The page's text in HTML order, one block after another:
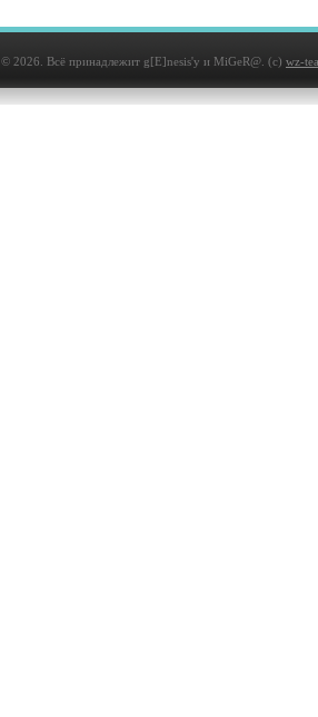
© 2026. Всё принадлежит g[E]nesis'у и MiGeR@. (с) wz-